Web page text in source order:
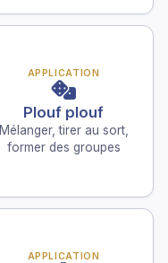
APPLICATION
Plouf plouf
Mélanger, tirer au sort,
former des groupes
APPLICATION